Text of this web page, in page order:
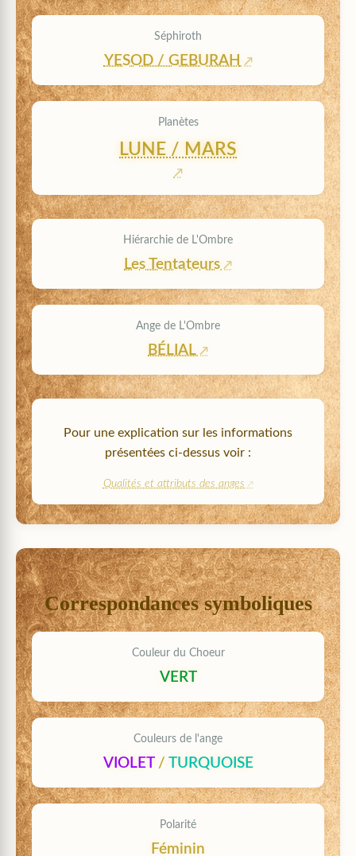
Séphiroth
YESOD / GEBURAH
Planètes
LUNE / MARS
Hiérarchie de L'Ombre
Les Tentateurs
Ange de L'Ombre
BÉLIAL
Pour une explication sur les informations
présentées ci-dessus voir :
Qualités et attributs des anges
Correspondances symboliques
Couleur du Choeur
VERT
Couleurs de l'ange
VIOLET / TURQUOISE
Polarité
Féminin